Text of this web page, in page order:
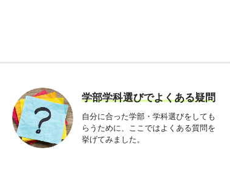
学部学科選びでよくある疑問
自分に合った学部・学科選びをしても
らうために、ここではよくある質問を
挙げてみました。